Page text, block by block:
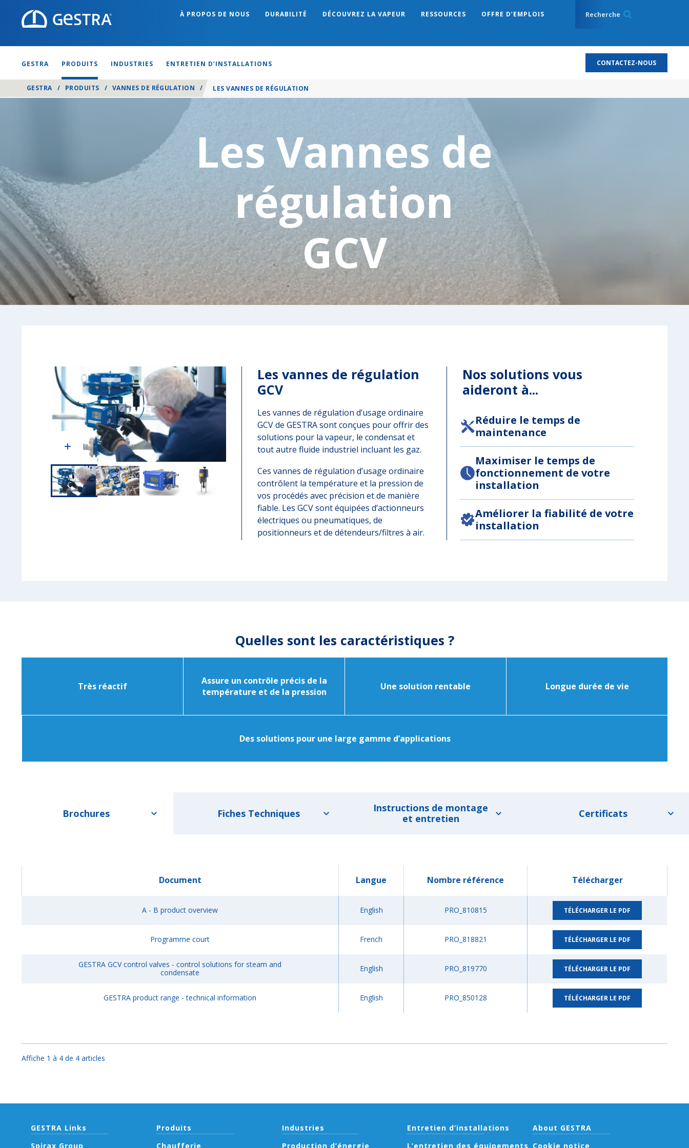
À PROPOS DE NOUS DURABILITÉ DÉCOUVREZ LA VAPEUR RESSOURCES OFFRE D’EMPLOIS
Search
GESTRA PRODUITS INDUSTRIES ENTRETIEN D’INSTALLATIONS CONTACTEZ-NOUS
GESTRA / PRODUITS / VANNES DE RÉGULATION / LES VANNES DE RÉGULATION
Les Vannes de
régulation
GCV
Les vannes de régulation
GCV
Les vannes de régulation d’usage ordinaire
GCV de GESTRA sont conçues pour offrir des
solutions pour la vapeur, le condensat et
tout autre fluide industriel incluant les gaz.
Ces vannes de régulation d’usage ordinaire
contrôlent la température et la pression de
vos procédés avec précision et de manière
fiable. Les GCV sont équipées d’actionneurs
électriques ou pneumatiques, de
positionneurs et de détendeurs/filtres à air.
Nos solutions vous
aideront à...
Réduire le temps de
maintenance
Maximiser le temps de
fonctionnement de votre
installation
Améliorer la fiabilité de votre
installation
Quelles sont les caractéristiques ?
Très réactif
Assure un contrôle précis de la
température et de la pression
Une solution rentable Longue durée de vie
Des solutions pour une large gamme d’applications
Brochures Fiches Techniques
Instructions de montage
et entretien
Certificats
Document Langue Nombre référence Télécharger
A - B product overview English PRO_810815 TÉLÉCHARGER LE PDF
Programme court French PRO_818821 TÉLÉCHARGER LE PDF
GESTRA GCV control valves - control solutions for steam and
condensate
English PRO_819770 TÉLÉCHARGER LE PDF
GESTRA product range - technical information English PRO_850128 TÉLÉCHARGER LE PDF
Affiche 1 à 4 de 4 articles
GESTRA Links
Spirax Group
Produits
Chaufferie
Industries
Production d’énergie
Entretien d’installations
L’entretien des équipements
About GESTRA
Cookie notice